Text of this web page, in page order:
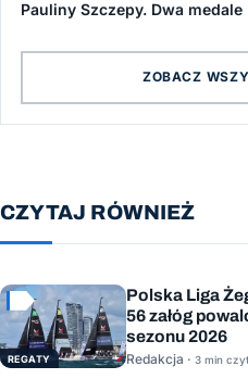
Pauliny Szczepy. Dwa
ZOBACZ
CZYTAJ RÓWNIEŻ
REGATY
Polska Liga
56 załóg
sezonu 2026
Redakcja · 3 min